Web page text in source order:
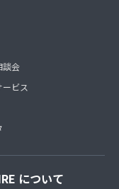
談会
ビス
について